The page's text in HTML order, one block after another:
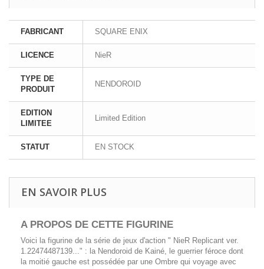
FABRICANT SQUARE ENIX
LICENCE NieR
TYPE DE
PRODUIT
NENDOROID
EDITION
LIMITEE
Limited Edition
STATUT EN STOCK
EN SAVOIR PLUS
A PROPOS DE CETTE FIGURINE
Voici la figurine de la série de jeux d'action " NieR Replicant ver.
1.22474487139..." : la Nendoroid de Kainé, le guerrier féroce dont
la moitié gauche est possédée par une Ombre qui voyage avec